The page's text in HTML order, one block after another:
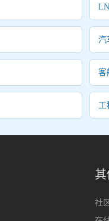
汽
客
工
社